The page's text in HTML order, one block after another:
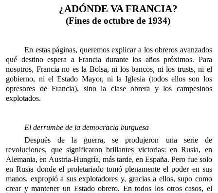
¿ADÓNDE VA FRANCIA?
(Fines de octubre de 1934)
En estas páginas, queremos explicar a los obreros avanzados
qué destino espera a Francia durante los años próximos. Para
nosotros, Francia no es la Bolsa, ni los bancos, ni los trusts, ni el
gobierno, ni el Estado Mayor, ni la Iglesia (todos ellos son los
opresores de Francia), sino la clase obrera y los campesinos
explotados.
El derrumbe de la democracia burguesa
Después de la guerra, se produjeron una serie de
revoluciones, que significaron brillantes victorias: en Rusia, en
Alemania, en Austria-Hungría, más tarde, en España. Pero fue solo
en Rusia donde el proletariado tomó plenamente el poder en sus
manos, expropió a sus explotadores y, gracias a ellos, supo como
crear y mantener un Estado obrero. En todos los otros casos, el